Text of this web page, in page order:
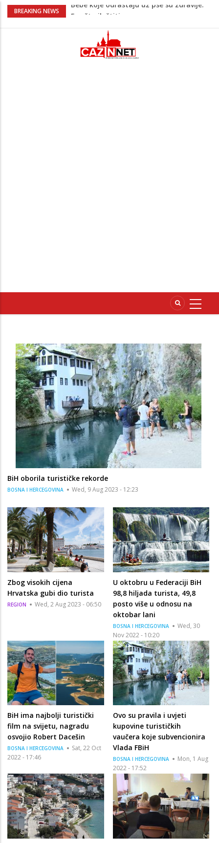
BREAKING NEWS
Krenuo u BiH sa 20 kilograma droge:
Juventus igra protiv Intera, Spaleti
razočarao navijače iz BiH
Užas: Uhapšen Italijan (45) kako
BiH oborila turističke rekorde
BOSNA I HERCEGOVINA Wed, 9 Aug 2023 - 12:23
Zbog visokih cijena
Hrvatska gubi dio turista
REGION Wed, 2 Aug 2023 - 06:50
U oktobru u Federaciji BiH
98,8 hiljada turista, 49,8
posto više u odnosu na
oktobar lani
BOSNA I HERCEGOVINA
Wed, 30
Nov 2022 - 10:20
BiH ima najbolji turistički
film na svijetu, nagradu
osvojio Robert Dacešin
BOSNA I HERCEGOVINA
Sat, 22 Oct
2022 - 17:46
Ovo su pravila i uvjeti
kupovine turističkih
vaučera koje subvencionira
Vlada FBiH
BOSNA I HERCEGOVINA
Mon, 1 Aug
2022 - 17:52